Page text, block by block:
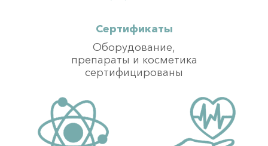
Сертификаты
Оборудование,
препараты и косметика
сертифицированы